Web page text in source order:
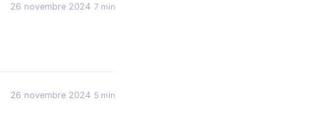
26 novembre 2024 7 min
26 novembre 2024 5 min